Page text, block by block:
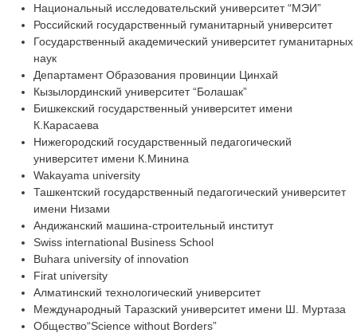
Национальный исследовательский университет “МЭИ”
Российский государственный гуманитарный университет
Государственный академический университет гуманитарных
наук
Департамент Образования провинции Цинхай
Кызылординский университет “Болашак”
Бишкекский государственный университет имени
К.Карасаева
Нижегородский государственный педагогический
университет имени К.Минина
Wakayama university
Ташкентский государственный педагогический университет
имени Низами
Андижанский машина-строительный институт
Swiss international Business School
Buhara university of innovation
Firat university
Алматинский технологический университет
Международный Таразский университет имени Ш. Муртаза
Общество“Science without Borders”